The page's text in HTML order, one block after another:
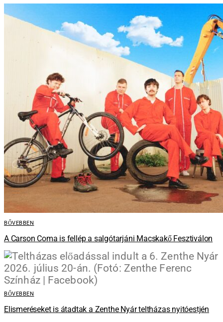
BŐVEBBEN
A Carson Coma is fellép a salgótarjáni Macskakő Fesztiválon
BŐVEBBEN
Elismeréseket is átadtak a Zenthe Nyár teltházas nyitóestjén